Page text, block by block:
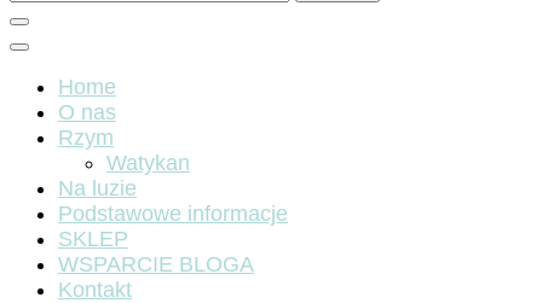
Home
O nas
Rzym
Watykan
Na luzie
Podstawowe informacje
SKLEP
WSPARCIE BLOGA
Kontakt